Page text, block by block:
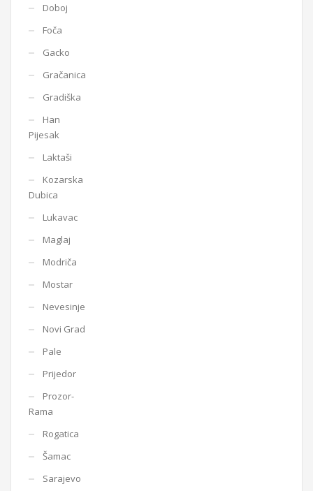
Doboj
Foča
Gacko
Gračanica
Gradiška
Han
Pijesak
Laktaši
Kozarska
Dubica
Lukavac
Maglaj
Modriča
Mostar
Nevesinje
Novi Grad
Pale
Prijedor
Prozor-
Rama
Rogatica
Šamac
Sarajevo